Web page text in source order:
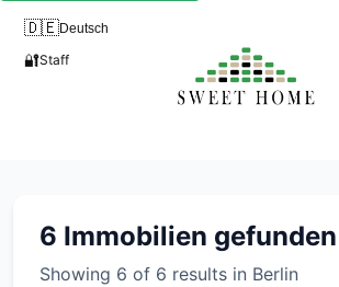
🇩🇪Deutsch
🔐Staff
6 Immobilien gefunden
Showing 6 of 6 results in Berlin